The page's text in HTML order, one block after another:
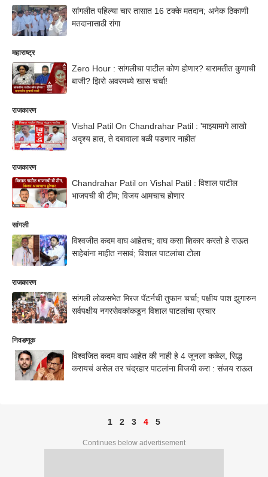
सांगलीत पहिल्या चार तासात 16 टक्के मतदान; अनेक ठिकाणी
मतदानासाठी रांगा
महाराष्ट्र
Zero Hour : सांगलीचा पाटील कोण होणार? बारामतीत कुणाची
बाजी? झिरो अवरमध्ये खास चर्चा!
राजकारण
Vishal Patil On Chandrahar Patil : 'माझ्यामागे लाखो
अदृश्य हात, ते दबावाला बळी पडणार नाहीत'
राजकारण
Chandrahar Patil on Vishal Patil : विशाल पाटील
भाजपची बी टीम; विजय आमचाच होणार
सांगली
विश्वजीत कदम वाघ आहेतच; वाघ कसा शिकार करतो हे राऊत
साहेबांना माहीत नसावं; विशाल पाटलांचा टोला
राजकारण
सांगली लोकसभेत मिरज पॅटर्नची तुफान चर्चा; पक्षीय पाश झुगारुन
सर्वपक्षीय नगरसेवकांकडून विशाल पाटलांचा प्रचार
निवडणूक
विश्वजित कदम वाघ आहेत की नाही हे 4 जूनला कळेल, सिद्ध
करायचं असेल तर चंद्रहार पाटलांना विजयी करा : संजय राऊत
1 2 3 4 5
Continues below advertisement